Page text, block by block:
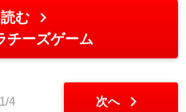
む chevron_right
チーズゲーム
1/4 次へ chevron_right